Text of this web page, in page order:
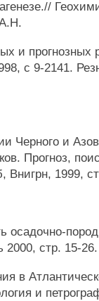
и прогнозных
с 9-2141.
Черного и
Прогноз,
Внигрн, 1999,
осадочно-
2000, стр. 15-26.
в
и